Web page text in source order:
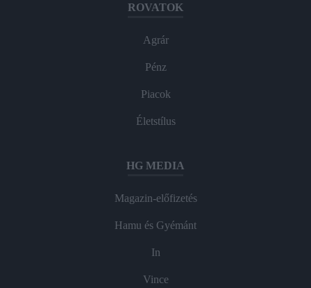
ROVATOK
Agrár
Pénz
Piacok
Életstílus
HG MEDIA
Magazin-előfizetés
Hamu és Gyémánt
In
Vince